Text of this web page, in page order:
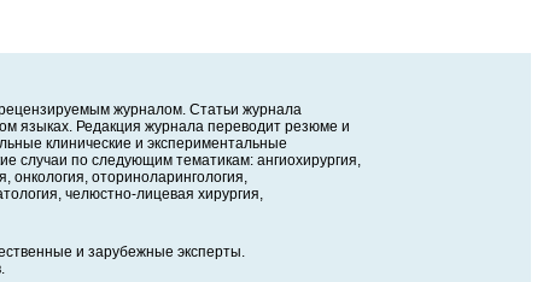
журналом. Статьи журнала
языках. Редакция журнала переводит резюме и
клинические и экспериментальные
случаи по следующим тематикам: ангиохирургия,
онкология, оториноларингология,
челюстно-лицевая хирургия,
и зарубежные эксперты.